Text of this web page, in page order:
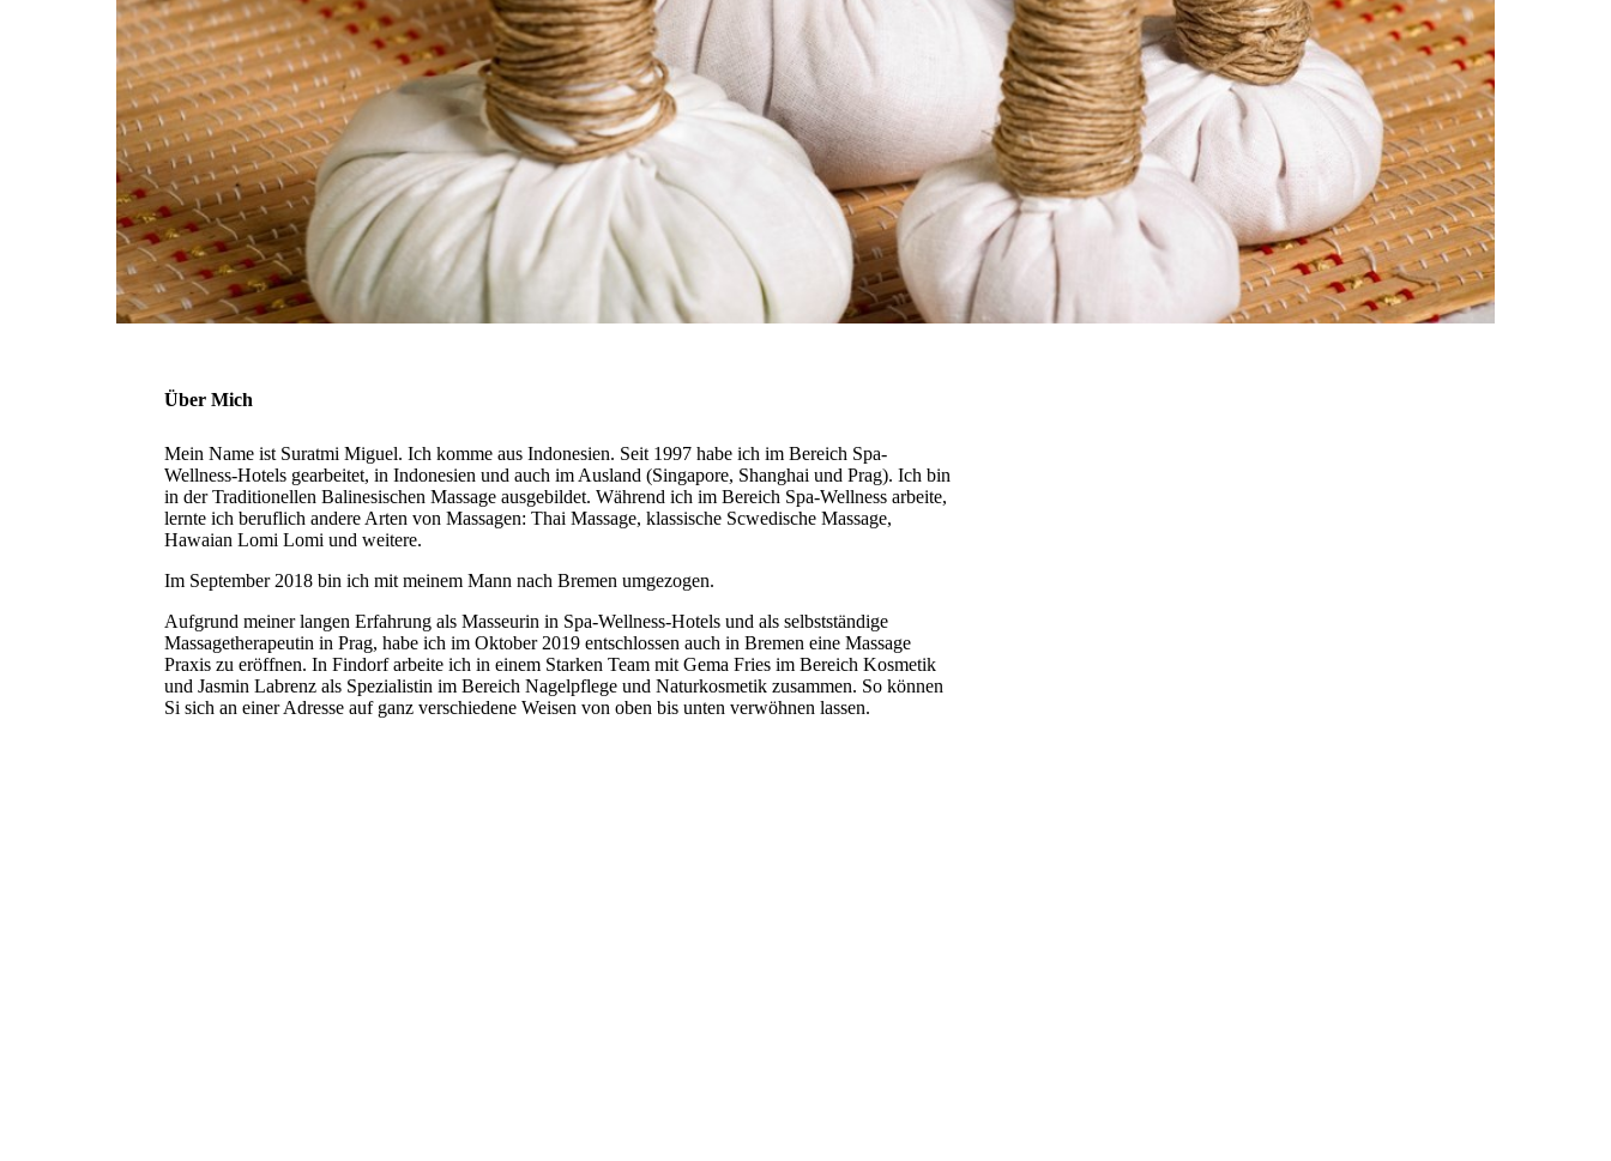
Über Mich
Mein Name ist Suratmi Miguel. Ich komme aus Indonesien. Seit 1997 habe ich im Bereich Spa-
Wellness-Hotels gearbeitet, in Indonesien und auch im Ausland (Singapore, Shanghai und Prag). Ich bin
in der Traditionellen Balinesischen Massage ausgebildet. Während ich im Bereich Spa-Wellness arbeite,
lernte ich beruflich andere Arten von Massagen: Thai Massage, klassische Scwedische Massage,
Hawaian Lomi Lomi und weitere.
Im September 2018 bin ich mit meinem Mann nach Bremen umgezogen.
Aufgrund meiner langen Erfahrung als Masseurin in Spa-Wellness-Hotels und als selbstständige
Massagetherapeutin in Prag, habe ich im Oktober 2019 entschlossen auch in Bremen eine Massage
Praxis zu eröffnen. In Findorf arbeite ich in einem Starken Team mit Gema Fries im Bereich Kosmetik
und Jasmin Labrenz als Spezialistin im Bereich Nagelpflege und Naturkosmetik zusammen. So können
Si sich an einer Adresse auf ganz verschiedene Weisen von oben bis unten verwöhnen lassen.